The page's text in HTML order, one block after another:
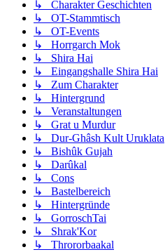
↳ Charakter Geschichten
↳ OT-Stammtisch
↳ OT-Events
↳ Horrgarch Mok
↳ Shira Hai
↳ Eingangshalle Shira Hai
↳ Zum Charakter
↳ Hintergrund
↳ Veranstaltungen
↳ Grat u Murdur
↳ Dur-Ghâsh Kult Uruklata
↳ Bishûk Gujah
↳ Darûkal
↳ Cons
↳ Bastelbereich
↳ Hintergründe
↳ GorroschTai
↳ Shrak'Kor
↳ Thrororbaakal